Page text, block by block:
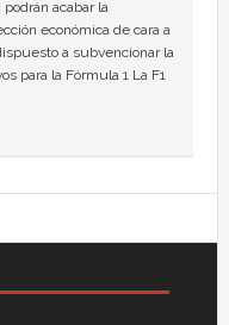
acabar la
económica de cara a
a subvencionar la
para la Fórmula 1 La F1